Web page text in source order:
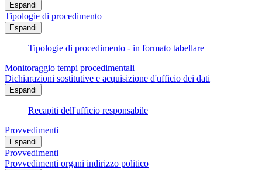
Espandi
Tipologie di procedimento
Espandi
Tipologie di procedimento - in formato tabellare
Monitoraggio tempi procedimentali
Dichiarazioni sostitutive e acquisizione d'ufficio dei dati
Espandi
Recapiti dell'ufficio responsabile
Provvedimenti
Espandi
Provvedimenti
Provvedimenti organi indirizzo politico